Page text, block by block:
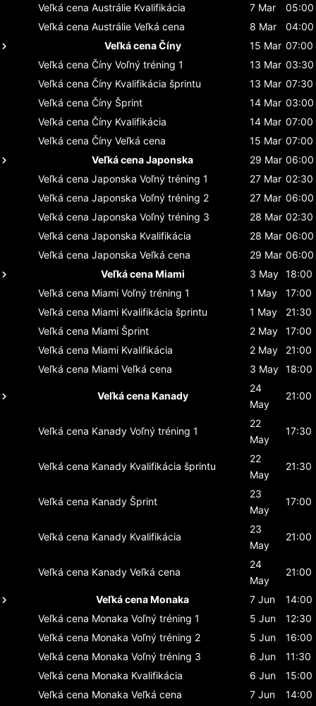
Veľká cena Austrálie Kvalifikácia 7 Mar
05:00
Veľká cena Austrálie Veľká cena 8 Mar
04:00
Veľká cena Číny
15 Mar 07:00
Veľká cena Číny Voľný tréning 1 13 Mar 03:30
Veľká cena Číny Kvalifikácia šprintu 13 Mar 07:30
Veľká cena Číny Šprint 14 Mar 03:00
Veľká cena Číny Kvalifikácia 14 Mar 07:00
Veľká cena Číny Veľká cena 15 Mar 07:00
Veľká cena Japonska
29 Mar 06:00
Veľká cena Japonska Voľný tréning 1 27 Mar 02:30
Veľká cena Japonska Voľný tréning 2 27 Mar 06:00
Veľká cena Japonska Voľný tréning 3 28 Mar 02:30
Veľká cena Japonska Kvalifikácia 28 Mar 06:00
Veľká cena Japonska Veľká cena 29 Mar 06:00
Veľká cena Miami
3 May 18:00
Veľká cena Miami Voľný tréning 1 1 May
17:00
Veľká cena Miami Kvalifikácia šprintu 1 May
21:30
Veľká cena Miami Šprint 2 May
17:00
Veľká cena Miami Kvalifikácia 2 May
21:00
Veľká cena Miami Veľká cena 3 May 18:00
Veľká cena Kanady
24
May
21:00
Veľká cena Kanady Voľný tréning 1
22
May
17:30
Veľká cena Kanady Kvalifikácia šprintu
22
May
21:30
Veľká cena Kanady Šprint
23
May
17:00
Veľká cena Kanady Kvalifikácia
23
May
21:00
Veľká cena Kanady Veľká cena
24
May
21:00
Veľká cena Monaka 7 Jun
14:00
Veľká cena Monaka Voľný tréning 1 5 Jun
12:30
Veľká cena Monaka Voľný tréning 2 5 Jun
16:00
Veľká cena Monaka Voľný tréning 3 6 Jun
11:30
Veľká cena Monaka Kvalifikácia 6 Jun
15:00
Veľká cena Monaka Veľká cena 7 Jun
14:00